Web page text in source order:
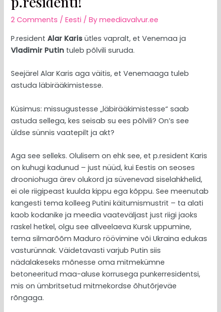
2 Comments /Eesti / Bymeediavalvur.ee
P.residentAlar Karis ütles vapralt, et Venemaa ja
Vladimir Putin tuleb põlvili suruda.
Seejärel Alar Karis aga väitis, et Venemaaga tuleb
astuda läbirääkimistesse.
Küsimus: missugustesse „läbirääkimistesse“ saab
astuda sellega, kes seisab su ees põlvili? On’s see
üldse sünnis vaatepilt ja akt?
Aga see selleks. Olulisem on ehk see, et p.resident Karis
on kuhugi kadunud – just nüüd, kui Eestis on seoses
drooniohuga ärev olukord ja süvenevad siselahkhelid,
ei ole riigipeast kuulda kippu ega kõppu. See meenutab
kangesti tema kolleeg Putini käitumismustrit – ta alati
kaob kodanike ja meedia vaateväljast just riigi jaoks
raskel hetkel, olgu see allveelaeva Kursk uppumine,
tema silmarõõm Maduro röövimine või Ukraina edukas
vasturünnak. Väidetavasti varjub Putin siis
nädalakeseks mõnesse oma mitmekümne
betoneeritud maa-aluse korrusega punkerresidentsi,
mis on ümbritsetud mitmekordse õhutõrjeväe
rõngaga.